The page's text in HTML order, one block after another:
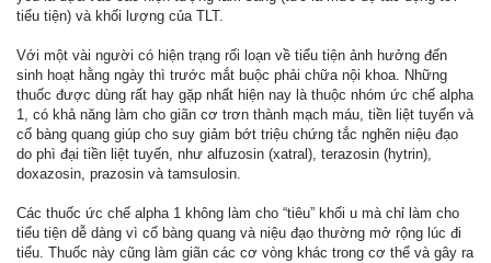
tiểu tiện) và khối lượng của TLT.
Với một vài người có hiện trạng rối loạn về tiểu tiện ảnh hưởng đến
sinh hoạt hằng ngày thì trước mắt buộc phải chữa nội khoa. Những
thuốc được dùng rất hay gặp nhất hiện nay là thuộc nhóm ức chế alpha
1, có khả năng làm cho giãn cơ trơn thành mạch máu, tiền liệt tuyến và
cổ bàng quang giúp cho suy giảm bớt triệu chứng tắc nghẽn niệu đạo
do phì đại tiền liệt tuyến, như alfuzosin (xatral), terazosin (hytrin),
doxazosin, prazosin và tamsulosin.
Các thuốc ức chế alpha 1 không làm cho “tiêu” khối u mà chỉ làm cho
tiểu tiện dễ dàng vì cổ bàng quang và niệu đạo thường mở rộng lúc đi
tiểu. Thuốc này cũng làm giãn các cơ vòng khác trong cơ thể và gây ra